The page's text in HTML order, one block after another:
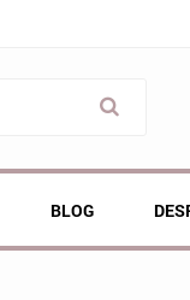
BLOG